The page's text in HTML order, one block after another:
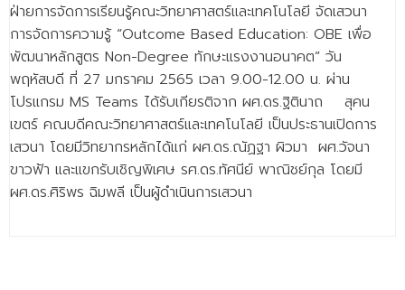
- - อนามัยสิ่งแวดล้อมและสาธารณภัย
- - วิทยาศาสตร์การแพทย์
- - ความมั่นคงปลอดภัยไซเบอร์
- - อุตสาหกรรมชีวภาพเพื่อธุรกิจ
- ศึกษาศาสตรบัณฑิต
- - วิทยาศาสตร์ทั่วไป
ฝ่ายการจัดการเรียนรู้คณะวิทยาศาสตร์และเทคโนโลยี จัดเสวนา
การจัดการความรู้ “Outcome Based Education: OBE เพื่อ
พัฒนาหลักสูตร Non-Degree ทักษะแรงงานอนาคต” วัน
พฤหัสบดี ที่ 27 มกราคม 2565 เวลา 9.00-12.00 น. ผ่าน
โปรแกรม MS Teams ได้รับเกียรติจาก ผศ.ดร.ฐิตินาถ สุคน
เขตร์ คณบดีคณะวิทยาศาสตร์และเทคโนโลยี เป็นประธานเปิดการ
เสวนา โดยมีวิทยากรหลักได้แก่ ผศ.ดร.ณัฏฐา ผิวมา ผศ.วัจนา
ขาวฟ้า และแขกรับเชิญพิเศษ รศ.ดร.ทัศนีย์ พาณิชย์กุล โดยมี
ผศ.ดร.ศิริพร ฉิมพลี เป็นผู้ดำเนินการเสวนา